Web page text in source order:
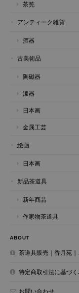
茶筅
アンティーク雑貨
酒器
古美術品
陶磁器
漆器
日本画
金属工芸
絵画
日本画
新品茶道具
新年商品
作家物茶道具
ABOUT
茶道具販売｜香月苑
特定商取引法に基づく
お問い合わせ